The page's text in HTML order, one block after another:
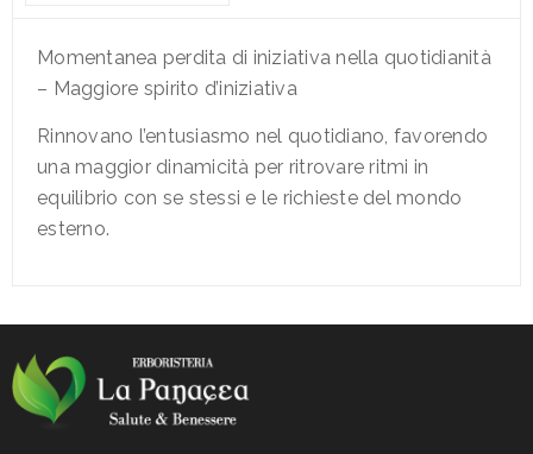
Momentanea perdita di iniziativa nella quotidianità
– Maggiore spirito d’iniziativa
Rinnovano l’entusiasmo nel quotidiano, favorendo
una maggior dinamicità per ritrovare ritmi in
equilibrio con se stessi e le richieste del mondo
esterno.